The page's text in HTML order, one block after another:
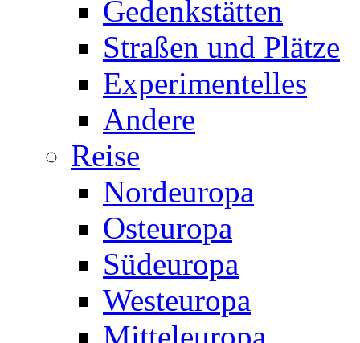
Gedenkstätten
Straßen und Plätze
Experimentelles
Andere
Reise
Nordeuropa
Osteuropa
Südeuropa
Westeuropa